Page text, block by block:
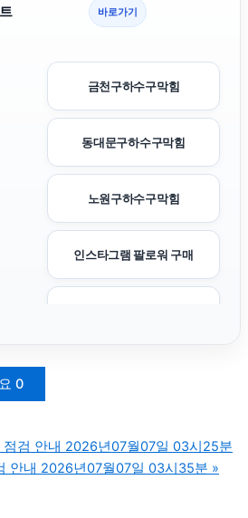
바로가기
금천구하수구막힘
동대문구하수구막힘
노원구하수구막힘
인스타그램 팔로워 구매
강남치과
0
검 안내 2026년07월07일 03시25분
안내 2026년07월07일 03시35분 »